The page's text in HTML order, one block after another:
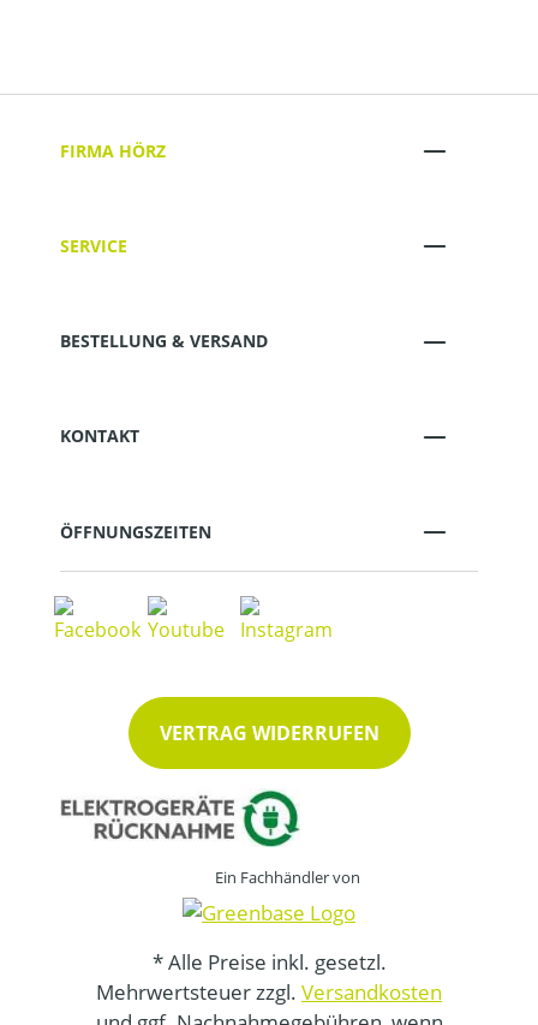
FIRMA HÖRZ
SERVICE
BESTELLUNG & VERSAND
KONTAKT
ÖFFNUNGSZEITEN
VERTRAG WIDERRUFEN
Ein Fachhändler von
* Alle Preise inkl. gesetzl.
Mehrwertsteuer zzgl. Versandkosten